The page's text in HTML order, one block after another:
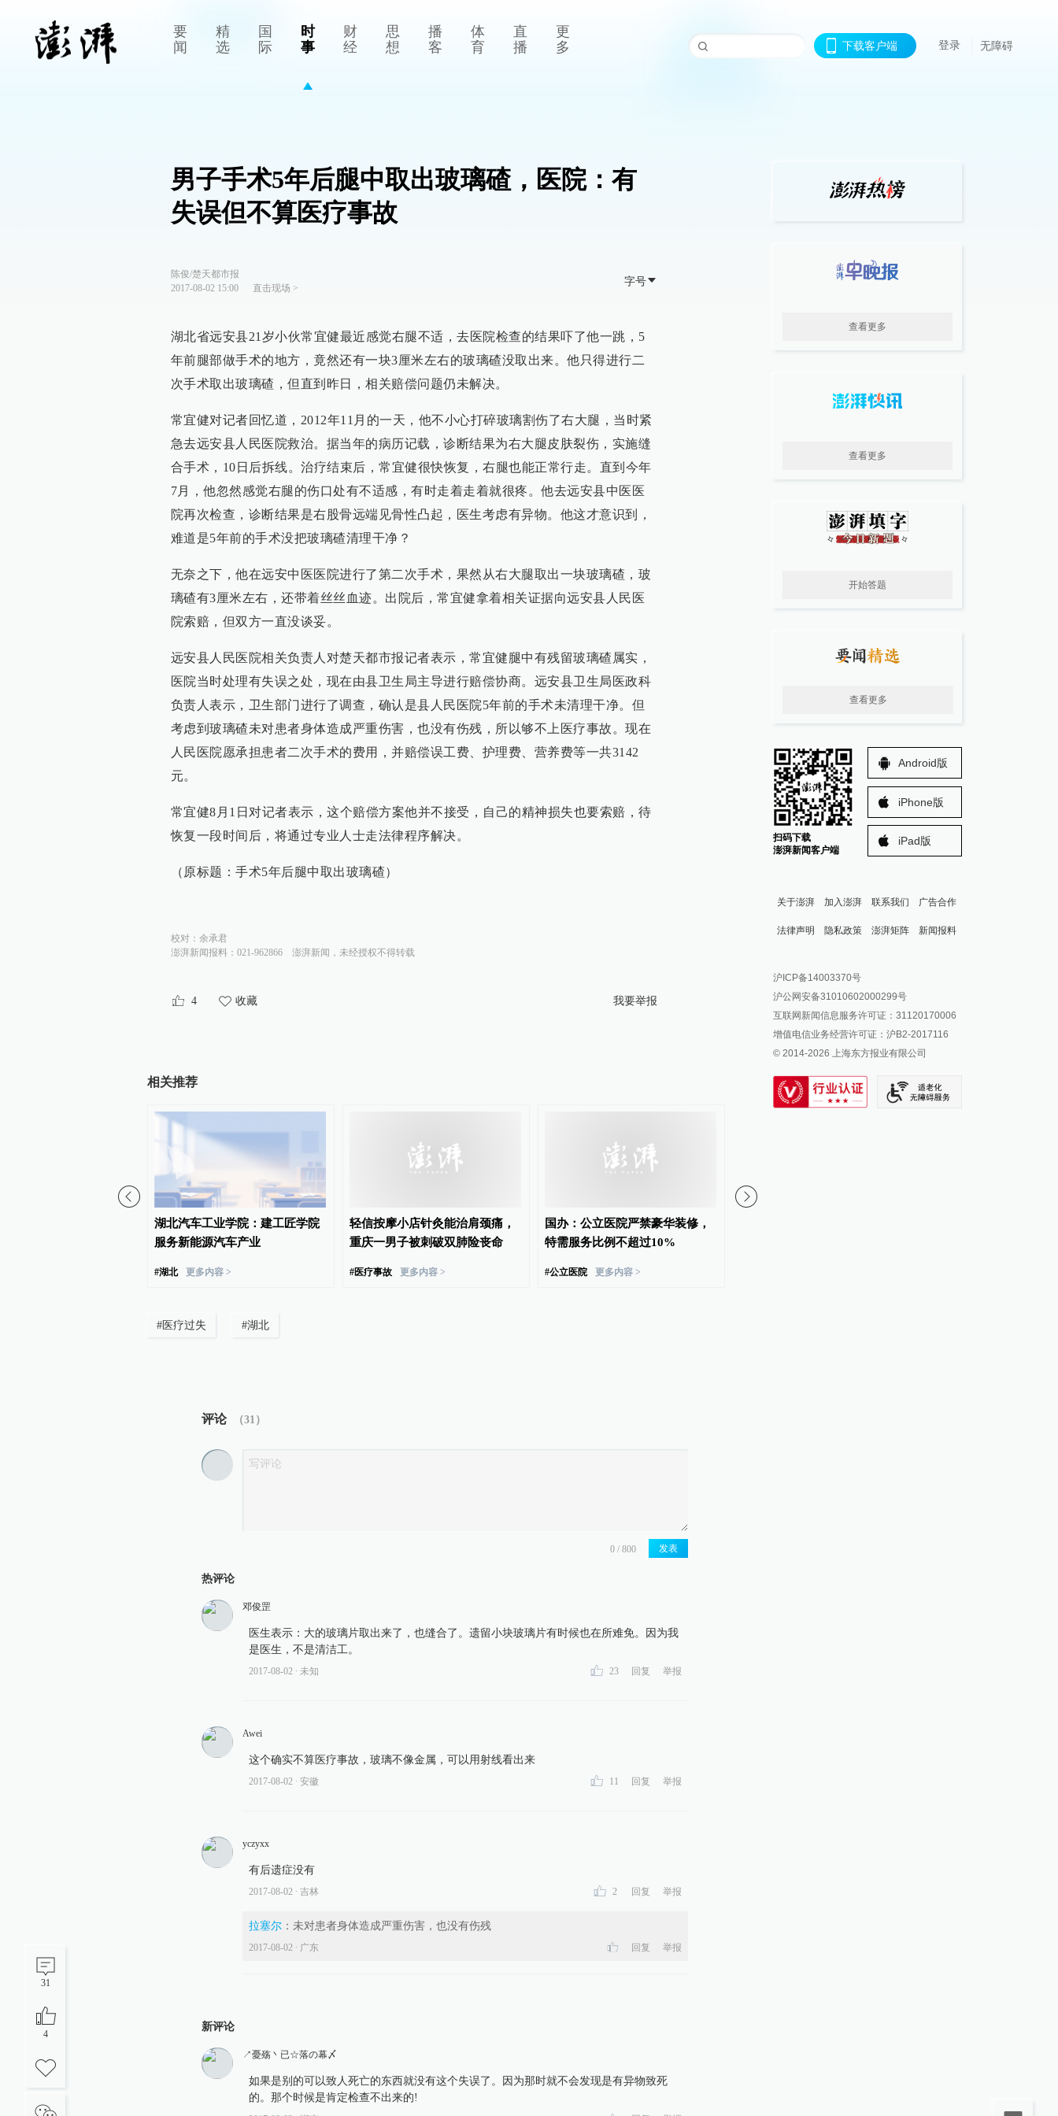
要
闻
精
选
国
际
时
事
财
经
思
想
播
客
体
育
直
播
更
多
下载客户端 登录 无障碍
31
4
男子手术5年后腿中取出玻璃碴，医院：有
失误但不算医疗事故
陈俊/楚天都市报
2017-08-02 15:00
直击现场 >
字号
湖北省远安县21岁小伙常宜健最近感觉右腿不适，去医院检查的结果吓了他一跳，5
年前腿部做手术的地方，竟然还有一块3厘米左右的玻璃碴没取出来。他只得进行二
次手术取出玻璃碴，但直到昨日，相关赔偿问题仍未解决。
常宜健对记者回忆道，2012年11月的一天，他不小心打碎玻璃割伤了右大腿，当时紧
急去远安县人民医院救治。据当年的病历记载，诊断结果为右大腿皮肤裂伤，实施缝
合手术，10日后拆线。治疗结束后，常宜健很快恢复，右腿也能正常行走。直到今年
7月，他忽然感觉右腿的伤口处有不适感，有时走着走着就很疼。他去远安县中医医
院再次检查，诊断结果是右股骨远端见骨性凸起，医生考虑有异物。他这才意识到，
难道是5年前的手术没把玻璃碴清理干净？
无奈之下，他在远安中医医院进行了第二次手术，果然从右大腿取出一块玻璃碴，玻
璃碴有3厘米左右，还带着丝丝血迹。出院后，常宜健拿着相关证据向远安县人民医
院索赔，但双方一直没谈妥。
远安县人民医院相关负责人对楚天都市报记者表示，常宜健腿中有残留玻璃碴属实，
医院当时处理有失误之处，现在由县卫生局主导进行赔偿协商。远安县卫生局医政科
负责人表示，卫生部门进行了调查，确认是县人民医院5年前的手术未清理干净。但
考虑到玻璃碴未对患者身体造成严重伤害，也没有伤残，所以够不上医疗事故。现在
人民医院愿承担患者二次手术的费用，并赔偿误工费、护理费、营养费等一共3142
元。
常宜健8月1日对记者表示，这个赔偿方案他并不接受，自己的精神损失也要索赔，待
恢复一段时间后，将通过专业人士走法律程序解决。
（原标题：手术5年后腿中取出玻璃碴）
校对： 余承君
澎湃新闻报料：021-962866
澎湃新闻，未经授权不得转载
4 收藏 我要举报
相关推荐
湖北汽车工业学院：建工匠学院
服务新能源汽车产业
#湖北 更多内容 >
轻信按摩小店针灸能治肩颈痛，
重庆一男子被刺破双肺险丧命
#医疗事故 更多内容 >
国办：公立医院严禁豪华装修，
特需服务比例不超过10%
#公立医院 更多内容 >
# 医疗过失 #湖北
评论 （31 ）
发表
热评论
邓俊罡
医生表示：大的玻璃片取出来了，也缝合了。遗留小块玻璃片有时候也在所难免。因为我
是医生，不是清洁工。
2017-08-02 ∙ 未知 23 回复 举报
Awei
这个确实不算医疗事故，玻璃不像金属，可以用射线看出来
2017-08-02 ∙ 安徽 11 回复 举报
yczyxx
有后遗症没有
2017-08-02 ∙ 吉林 2 回复 举报
拉塞尔 ： 未对患者身体造成严重伤害，也没有伤残
2017-08-02 ∙ 广东 回复 举报
新评论
↗憂殇丶已☆落の幕〆
如果是别的可以致人死亡的东西就没有这个失误了。因为那时就不会发现是有异物致死
的。那个时候是肯定检查不出来的!
查看更多
查看更多
开始答题
查看更多
扫码下载
澎湃新闻客户端
Android版
iPhone版
iPad版
关于澎湃 加入澎湃 联系我们 广告合作
法律声明 隐私政策 澎湃矩阵
澎湃新闻公众号
澎湃新闻抖音号
派生万物开放平台
IP SHANGHAI
SIXTH TONE
新闻报料
报料邮箱: news@thepaper.cn
沪ICP备14003370号
沪公网安备31010602000299号
互联网新闻信息服务许可证：31120170006
增值电信业务经营许可证：沪B2-2017116
© 2014-2026 上海东方报业有限公司